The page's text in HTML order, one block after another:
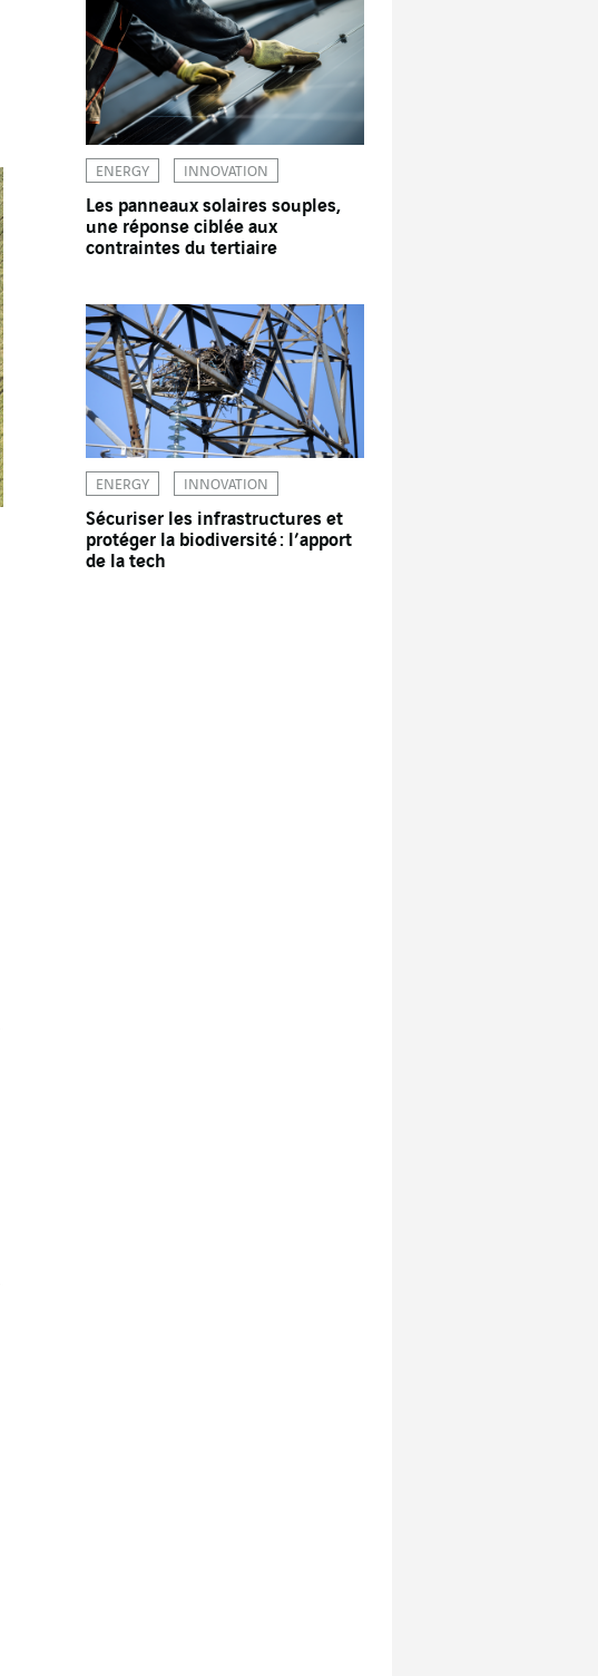
ENERGY INNOVATION
Les panneaux solaires souples,
une réponse ciblée aux
contraintes du tertiaire
ENERGY INNOVATION
Sécuriser les infrastructures et
protéger la biodiversité : l’apport
de la tech